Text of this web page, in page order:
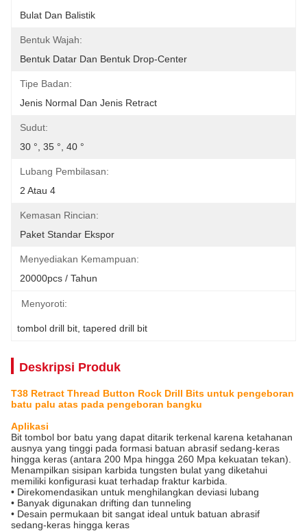
Bulat Dan Balistik
Bentuk Wajah:
Bentuk Datar Dan Bentuk Drop-Center
Tipe Badan:
Jenis Normal Dan Jenis Retract
Sudut:
30 °, 35 °, 40 °
Lubang Pembilasan:
2 Atau 4
Kemasan Rincian:
Paket Standar Ekspor
Menyediakan Kemampuan:
20000pcs / Tahun
Menyoroti:
tombol drill bit tapered drill bit
Deskripsi Produk
T38 Retract Thread Button Rock Drill Bits untuk pengeboran
batu palu atas pada pengeboran bangku
Aplikasi
Bit tombol bor batu yang dapat ditarik terkenal karena ketahanan
ausnya yang tinggi pada formasi batuan abrasif sedang-keras
hingga keras (antara 200 Mpa hingga 260 Mpa kekuatan tekan).
Menampilkan sisipan karbida tungsten bulat yang diketahui
memiliki konfigurasi kuat terhadap fraktur karbida.
• Direkomendasikan untuk menghilangkan deviasi lubang
• Banyak digunakan drifting dan tunneling
• Desain permukaan bit sangat ideal untuk batuan abrasif
sedang-keras hingga keras